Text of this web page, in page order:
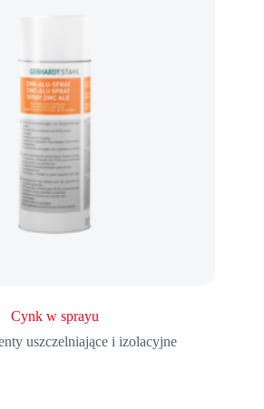
Cynk w sprayu
uszczelniające i izolacyjne